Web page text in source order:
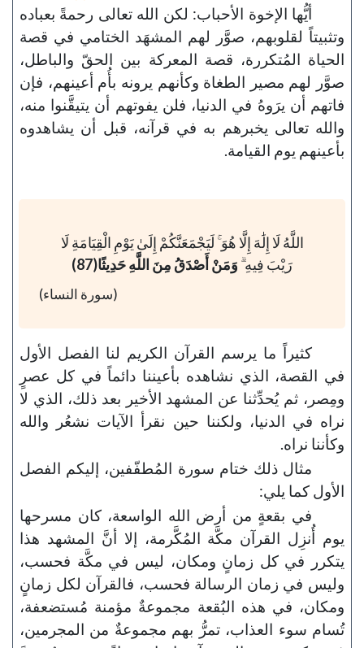
أيُّها الإخوة الأحباب: لكن الله تعالى رحمةً بعباده
وتثبيتاً لقلوبهم، صوَّر لهم المشهَد الختامي في قصة
الحياة المُتكررة، قصة المعركة بين الحقّ والباطل،
صوَّر لهم مصير الطغاة وكأنهم يرونه بأُم أعينهم، فإن
فاتهم أن يرَوهُ في الدنيا، فلن يفوتهم أن يتيقَّنوا منه،
والله تعالى يخبرهم به في قرآنه، قبل أن يشاهدوه
بأعينهم يوم القيامة.
اللَّهُ لَا إِلَٰهَ إِلَّا هُوَ ۚ لَيَجْمَعَنَّكُمْ إِلَىٰ يَوْمِ الْقِيَامَةِ لَا
رَيْبَ فِيهِ ۗ وَمَنْ أَصْدَقُ مِنَ اللَّهِ حَدِيثًا(87)
(سورة النساء)
كثيراً ما يرسم القرآن الكريم لنا الفصل الأول
في القصة، الذي نشاهده بأعيننا دائماً في كل عصرٍ
ومِصر، ثم يُحدِّثنا عن المشهد الأخير بعد ذلك، الذي لا
نراه في الدنيا، ولكننا حين نقرأ الآيات نشعُر والله
وكأننا نراه.
مثال ذلك ختام سورة المُطفّفين، إليكم الفصل
الأول كما يلي:
في بقعةٍ من أرض الله الواسعة، كان مسرحها
يوم أُنزِل القرآن مكَّة المُكَّرمة، إلا أنَّ المشهد هذا
يتكرر في كل زمانٍ ومكان، ليس في مكَّة فحسب،
وليس في زمان الرسالة فحسب، فالقرآن لكل زمانٍ
ومكان، في هذه البُقعة مجموعةٌ مؤمنة مُستضعفة،
تُسام سوء العذاب، تمرُّ بهم مجموعةٌ من المجرمين،